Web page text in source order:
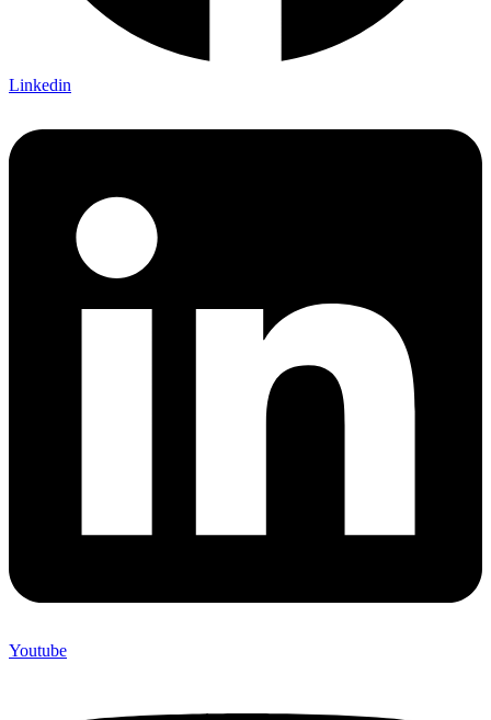
Linkedin
Youtube